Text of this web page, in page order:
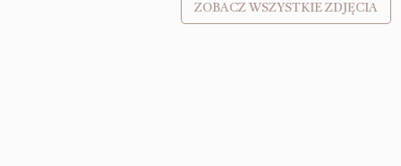
ZOBACZ WSZYSTKIE ZDJĘCIA